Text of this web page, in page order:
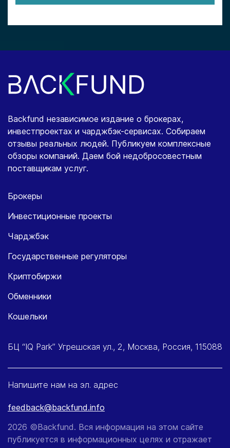
Backfund независимое издание о брокерах,
инвестпроектах и чарджбэк-сервисах. Собираем
отзывы реальных людей. Публикуем комплексные
обзоры компаний. Даем бой недобросовестным
поставщикам услуг.
Брокеры
Инвестиционные проекты
Чарджбэк
Государственные регуляторы
Криптобиржи
Обменники
Кошельки
БЦ “IQ Park” Угрешская ул., 2, Москва, Россия, 115088
Напишите нам на эл. адрес
feedback@backfund.info
2026 ©Backfund. Вся информация на этом сайте
публикуется в информационных целях и отражает